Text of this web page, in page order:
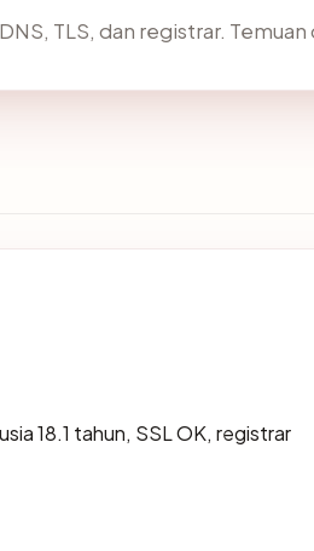
TLS, dan registrar.
18.1 tahun, SSL OK, registrar